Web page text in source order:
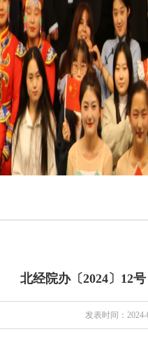
北经院办〔2024〕12
发表时间：2024-